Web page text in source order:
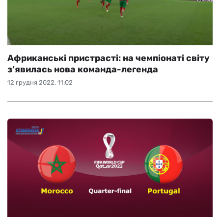
12 грудня 2022, 11:02
Африканські пристрасті: на чемпіонаті світу
з’явилась нова команда-легенда